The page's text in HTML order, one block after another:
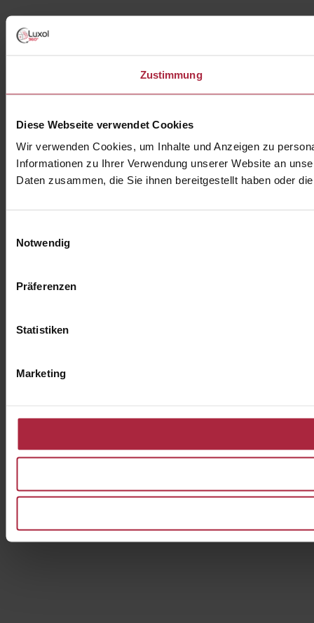
Zustimmung
Diese Webseite verwendet Cookies
Wir verwenden Cookies, um Inhalte und Anzeigen zu
Informationen zu Ihrer Verwendung unserer Website an
Daten zusammen, die Sie ihnen bereitgestellt haben oder
Notwendig
Präferenzen
Statistiken
Marketing